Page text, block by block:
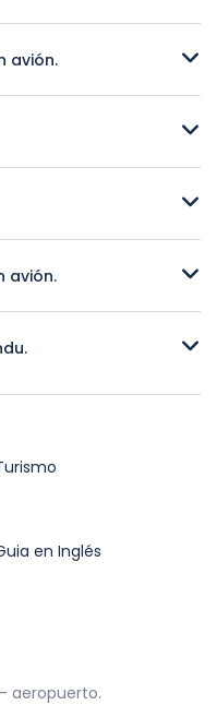
avión.
avión.
en Inglés
aeropuerto.